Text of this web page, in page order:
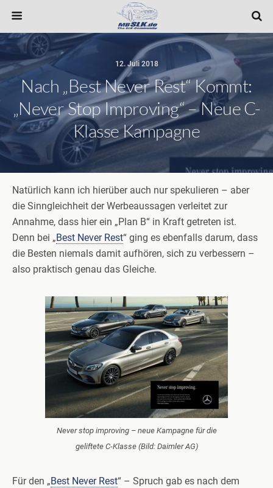
12. Juli 2018
Nach „Best Never Rest“ Kommt:
„Never Stop Improving“ – Neue C-
Klasse Kampagne
Natürlich kann ich hierüber auch nur spekulieren – aber
die Sinngleichheit der Werbeaussagen verleitet zur
Annahme, dass hier ein „Plan B“ in Kraft getreten ist.
Denn bei „Best Never Rest“ ging es ebenfalls darum, dass
die Besten niemals damit aufhören, sich zu verbessern –
also praktisch genau das Gleiche.
Never stop improving – neue Kampagne für die
geliftete C-Klasse (Bild: Daimler AG)
Für den „Best Never Rest“ – Spruch gab es nach dem